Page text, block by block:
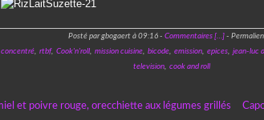
Posté par gbogaert à 09:16 - Commentaires […] -
, rtbf, Cook'n'roll, mission cuisine, bicode, emission, epices, jean-luc
television, cook and roll
et poivre rouge, orecchiette aux légumes grillés